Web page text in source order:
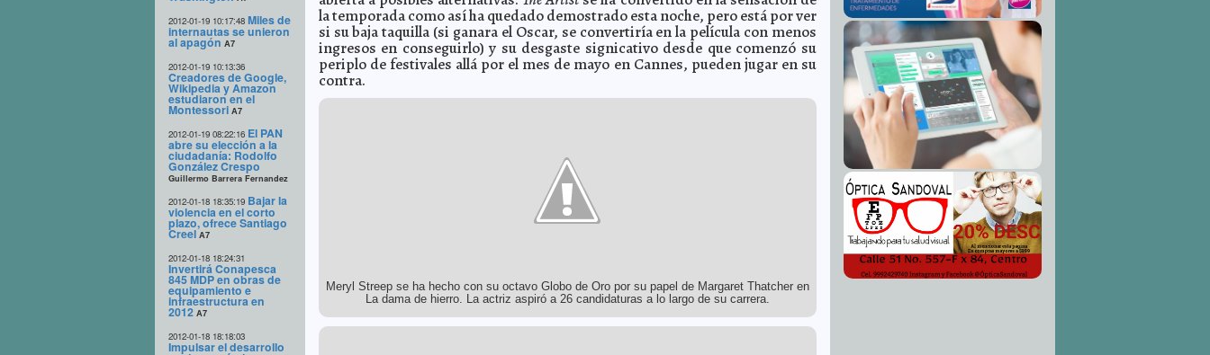
2012-01-19 10:17:48 Miles de
internautas se unieron
al apagón A7
2012-01-19 10:13:36
Creadores de Google,
Wikipedia y Amazon
estudiaron en el
Montessori A7
2012-01-19 08:22:16 El PAN
abre su elección a la
ciudadanía: Rodolfo
González Crespo
Guillermo Barrera Fernandez
2012-01-18 18:35:19 Bajar la
violencia en el corto
plazo, ofrece Santiago
Creel A7
2012-01-18 18:24:31
Invertirá Conapesca
845 MDP en obras de
equipamiento e
infraestructura en
2012 A7
2012-01-18 18:18:03
Impulsar el desarrollo
la temporada como así ha quedado demostrado esta noche, pero está por ver
si su baja taquilla (si ganara el Oscar, se convertiría en la película con menos
ingresos en conseguirlo) y su desgaste signicativo desde que comenzó su
periplo de festivales allá por el mes de mayo en Cannes, pueden jugar en su
contra.
Meryl Streep se ha hecho con su octavo Globo de Oro por su papel de Margaret Thatcher en
La dama de hierro. La actriz aspiró a 26 candidaturas a lo largo de su carrera.